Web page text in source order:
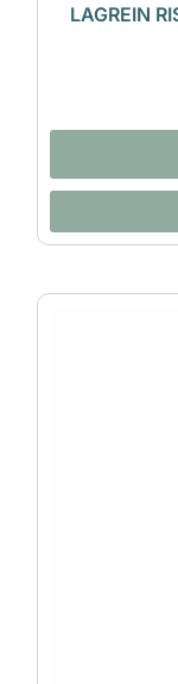
LAGREIN